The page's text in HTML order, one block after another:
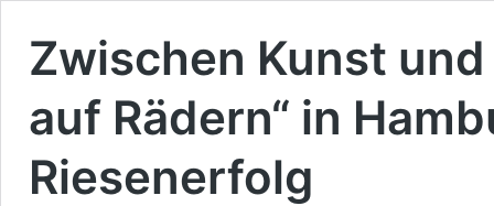
Zwischen Kunst
auf Rädern“ in
Riesenerfolg